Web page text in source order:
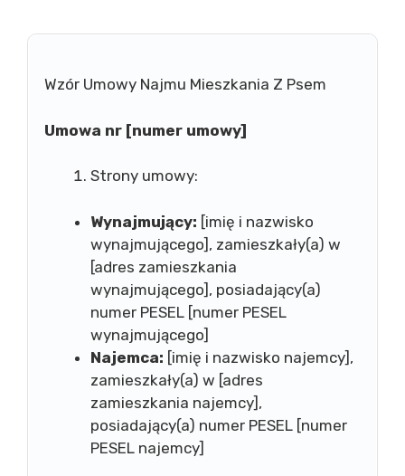
Wzór Umowy Najmu Mieszkania Z Psem
Umowa nr [numer umowy]
Strony umowy:
Wynajmujący: [imię i nazwisko
wynajmującego], zamieszkały(a) w
[adres zamieszkania
wynajmującego], posiadający(a)
numer PESEL [numer PESEL
wynajmującego]
Najemca: [imię i nazwisko najemcy],
zamieszkały(a) w [adres
zamieszkania najemcy],
posiadający(a) numer PESEL [numer
PESEL najemcy]